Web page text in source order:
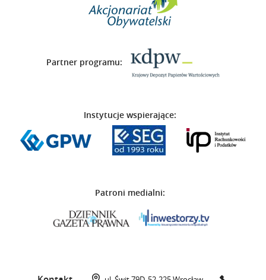
Partner programu:
Instytucje wspierające:
Patroni medialni: